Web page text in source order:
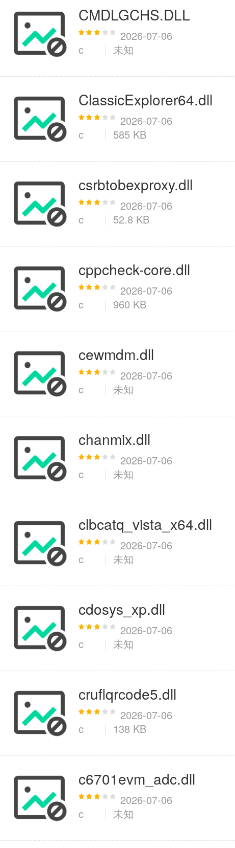
CMDLGCHS.DLL
2026-07-06
c
未知
ClassicExplorer64.dll
2026-07-06
c
585 KB
csrbtobexproxy.dll
2026-07-06
c
52.8 KB
cppcheck-core.dll
2026-07-06
c
960 KB
cewmdm.dll
2026-07-06
c
未知
chanmix.dll
2026-07-06
c
未知
clbcatq_vista_x64.dll
2026-07-06
c
未知
cdosys_xp.dll
2026-07-06
c
未知
cruflqrcode5.dll
2026-07-06
c
138 KB
c6701evm_adc.dll
2026-07-06
c
未知